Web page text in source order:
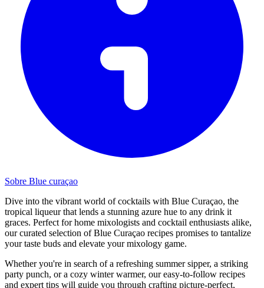
Sobre Blue curaçao
Dive into the vibrant world of cocktails with Blue Curaçao, the
tropical liqueur that lends a stunning azure hue to any drink it
graces. Perfect for home mixologists and cocktail enthusiasts alike,
our curated selection of Blue Curaçao recipes promises to tantalize
your taste buds and elevate your mixology game.
Whether you're in search of a refreshing summer sipper, a striking
party punch, or a cozy winter warmer, our easy-to-follow recipes
and expert tips will guide you through crafting picture-perfect,